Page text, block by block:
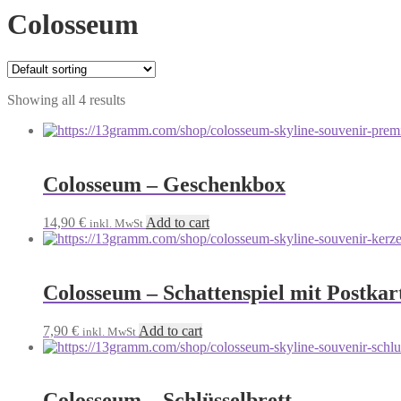
Colosseum
Showing all 4 results
Colosseum – Geschenkbox
14,90 € inkl. MwSt Add to cart
Colosseum – Schattenspiel mit
7,90 € inkl. MwSt Add to cart